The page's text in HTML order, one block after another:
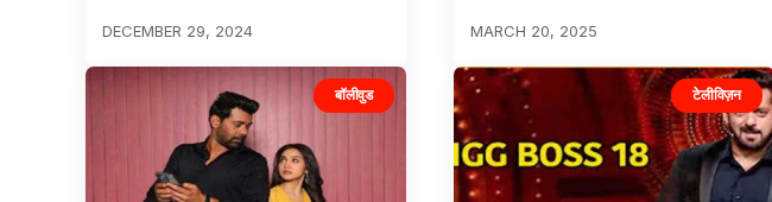
DECEMBER 29, 2024 MARCH 20, 2025
बॉलीवुड टेलीविज़न